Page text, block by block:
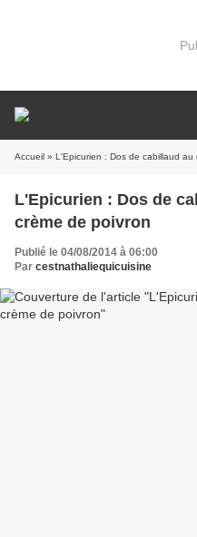
Accueil » L'Epicurien : Dos de cabillaud au
L'Epicurien : Dos de
crème de poivron
Publié le 04/08/2014 à 06:00
Par cestnathaliequicuisine